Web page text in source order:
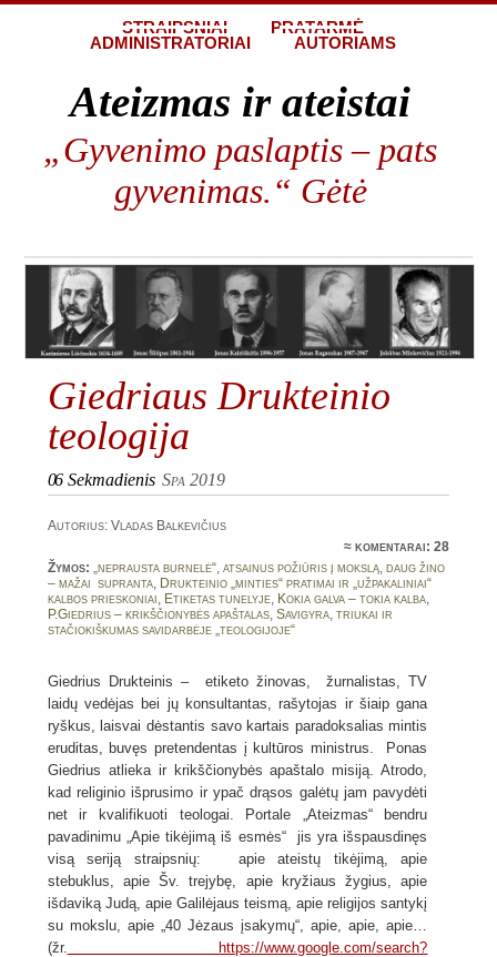
STRAIPSNIAI
PRATARMĖ
ADMINISTRATORIAI
AUTORIAMS
Ateizmas ir ateistai
„Gyvenimo paslaptis – pats
gyvenimas.“ Gėtė
Giedriaus Drukteinio
teologija
06 Sekmadienis Spa 2019
Autorius: Vladas Balkevičius
≈komentarai: 28
Žymos: „neprausta burnelė“, atsainus požiūris į mokslą, daug žino
– mažai supranta, Drukteinio „minties“ pratimai ir „užpakaliniai“
kalbos prieskoniai, Etiketas tunelyje, Kokia galva – tokia kalba,
P.Giedrius – krikščionybės apaštalas, Savigyra, triukai ir
stačiokiškumas savidarbėje „teologijoje“
Giedrius Drukteinis – etiketo žinovas, žurnalistas, TV
laidų vedėjas bei jų konsultantas, rašytojas ir šiaip gana
ryškus, laisvai dėstantis savo kartais paradoksalias mintis
eruditas, buvęs pretendentas į kultūros ministrus. Ponas
Giedrius atlieka ir krikščionybės apaštalo misiją. Atrodo,
kad religinio išprusimo ir ypač drąsos galėtų jam pavydėti
net ir kvalifikuoti teologai. Portale „Ateizmas“ bendru
pavadinimu „Apie tikėjimą iš esmės“ jis yra išspausdinęs
visą seriją straipsnių: apie ateistų tikėjimą, apie
stebuklus, apie Šv. trejybę, apie kryžiaus žygius, apie
išdaviką Judą, apie Galilėjaus teismą, apie religijos santykį
su mokslu, apie „40 Jėzaus įsakymų“, apie, apie, apie…
(žr. https://www.google.com/search?